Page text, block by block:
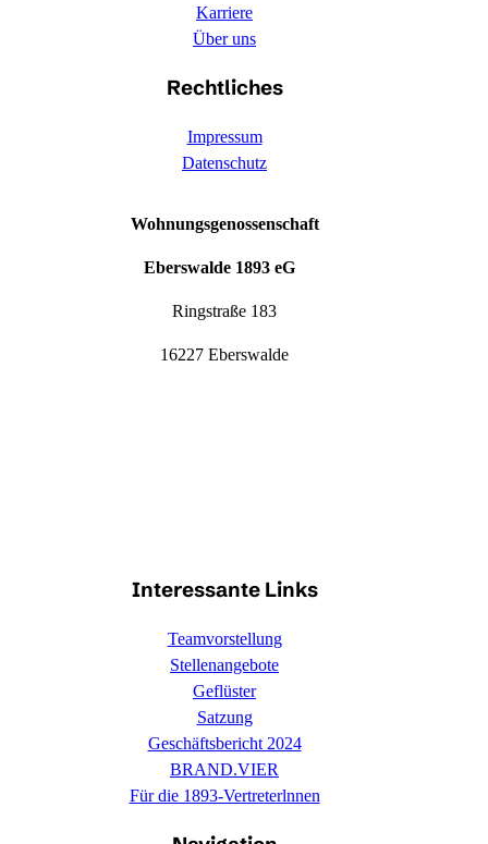
Karriere
Über uns
Rechtliches
Impressum
Datenschutz
Wohnungsgenossenschaft
Eberswalde 1893 eG
Ringstraße 183
16227 Eberswalde
Interessante Links
Teamvorstellung
Stellenangebote
Geflüster
Satzung
Geschäftsbericht 2024
BRAND.VIER
Für die 1893-Vertreterlnnen